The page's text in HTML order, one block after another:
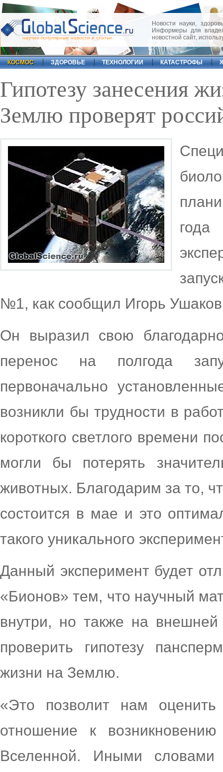
научно-популярные новости и статьи
Новости науки,
Информеры для
новостной сайт,
КОСМОС ЗДОРОВЬЕ ТЕХНОЛОГИИ КАТАСТРОФЫ
Гипотезу занесения
Землю проверят
№1, как сообщил Игорь
Он выразил свою
перенос на полгода
первоначально
возникли бы трудности в
короткого светлого времени
могли бы потерять
животных. Благодарим за то,
состоится в мае и это
такого уникального
Данный эксперимент будет
«Бионов» тем, что научный
внутри, но также на внешней
проверить гипотезу
жизни на Землю.
«Это позволит нам
отношение к
Вселенной. Иными